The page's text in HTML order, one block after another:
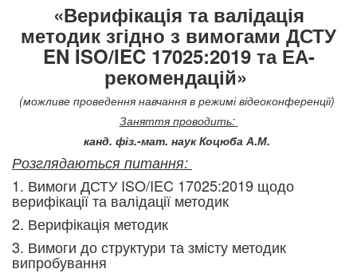
«Верифікація та валідація
методик згідно з вимогами ДСТУ
EN ISO/IEC 17025:2019 та ЕА-
рекомендацій»
(можливе проведення навчання в режимі відеоконференції)
Заняття проводить:
канд. фіз.-мат. наук Коцюба А.М.
Розглядаються питання:
1. Вимоги ДСТУ ISO/IEC 17025:2019 щодо
верифікації та валідації методик
2. Верифікація методик
3. Вимоги до структури та змісту методик
випробування